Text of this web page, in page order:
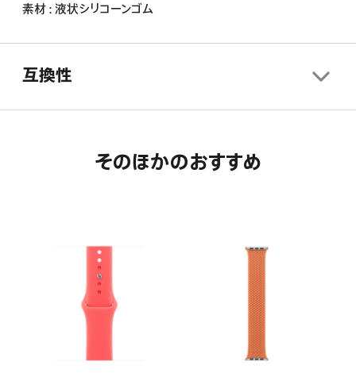
素材 : 液状シリコーンゴム
互換性
そのほかのおすすめ